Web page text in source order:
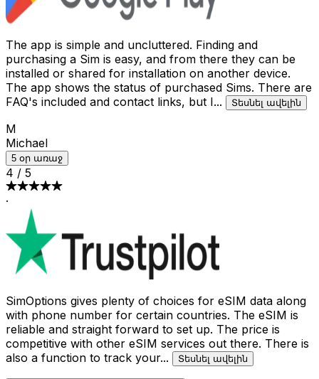
The app is simple and uncluttered. Finding and
purchasing a Sim is easy, and from there they can be
installed or shared for installation on another device.
The app shows the status of purchased Sims. There are
FAQ's included and contact links, but I... Տեսնել ավելին
M
Michael
5 օր առաջ
4 / 5
·
SimOptions gives plenty of choices for eSIM data along
with phone number for certain countries. The eSIM is
reliable and straight forward to set up. The price is
competitive with other eSIM services out there. There is
also a function to track your... Տեսնել ավելին